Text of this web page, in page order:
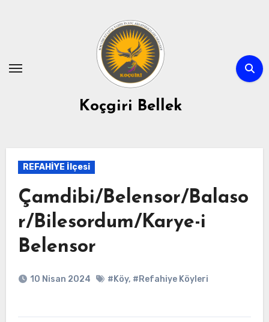
Koçgiri Bellek
REFAHİYE İlçesi
Çamdibi/Belensor/Balaso
r/Bilesordum/Karye-i
Belensor
10 Nisan 2024 #Köy, #Refahiye Köyleri